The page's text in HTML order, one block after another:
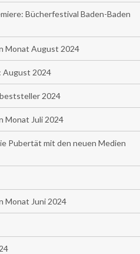
Bücherfestival Baden-Baden
Monat August 2024
August 2024
2024
Monat Juli 2024
Pubertät mit den neuen Medien
Monat Juni 2024